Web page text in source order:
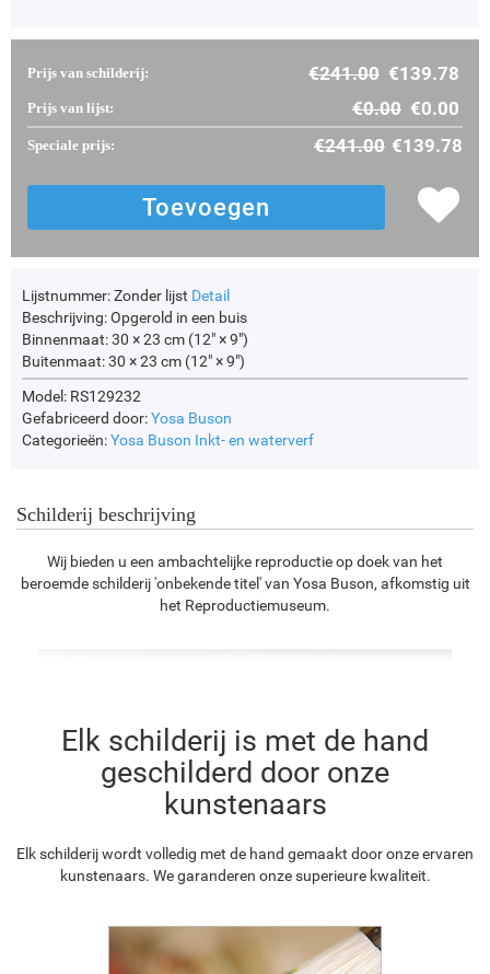
Prijs van schilderij: €241.00 €139.78
Prijs van lijst: €0.00 €0.00
Speciale prijs: €241.00 €139.78
Lijstnummer:Zonder lijst Detail
Beschrijving:Opgerold in een buis
Binnenmaat:30 × 23 cm (12" × 9")
Buitenmaat:30 × 23 cm (12" × 9")
Model: RS129232
Gefabriceerd door:Yosa Buson
Categorieën:Yosa Buson Inkt- en waterverf
Schilderij beschrijving
Wij bieden u een ambachtelijke reproductie op doek van het
beroemde schilderij 'onbekende titel' van Yosa Buson, afkomstig uit
het Reproductiemuseum.
Elk schilderij is met de hand
geschilderd door onze
kunstenaars
Elk schilderij wordt volledig met de hand gemaakt door onze ervaren
kunstenaars. We garanderen onze superieure kwaliteit.